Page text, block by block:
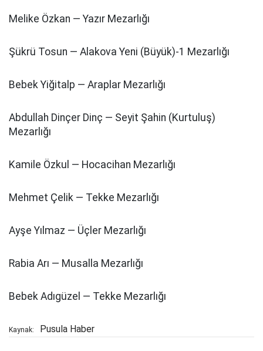
Melike Özkan — Yazır Mezarlığı
Şükrü Tosun — Alakova Yeni (Büyük)-1 Mezarlığı
Bebek Yiğitalp — Araplar Mezarlığı
Abdullah Dinçer Dinç — Seyit Şahin (Kurtuluş)
Mezarlığı
Kamile Özkul — Hocacihan Mezarlığı
Mehmet Çelik — Tekke Mezarlığı
Ayşe Yılmaz — Üçler Mezarlığı
Rabia Arı — Musalla Mezarlığı
Bebek Adıgüzel — Tekke Mezarlığı
Kaynak: Pusula Haber